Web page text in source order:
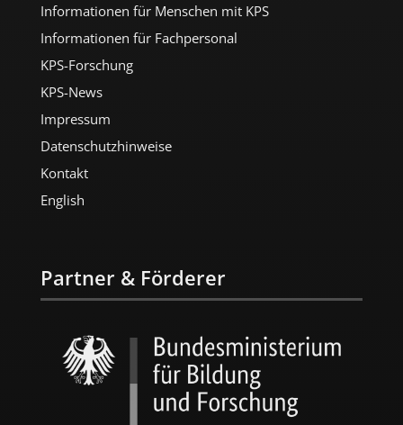
Informationen für Menschen mit KPS
Informationen für Fachpersonal
KPS-Forschung
KPS-News
Impressum
Datenschutzhinweise
Kontakt
English
Partner & Förderer